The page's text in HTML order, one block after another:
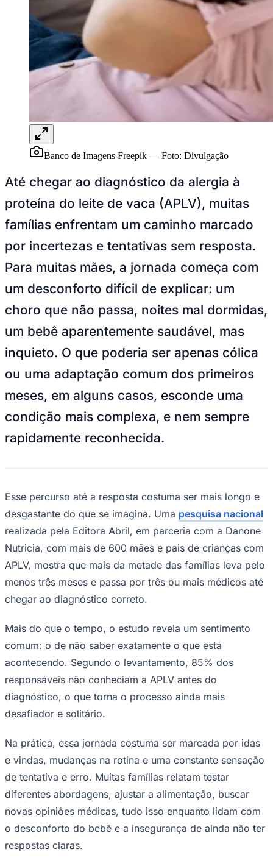
Cidades da Região
Santana de ParnaíbaOsasco Itapevi
Pirapora
do Bom Jesus
Araçariguama
Franco da
RochaFrancisco Morato Embu das Artes
Para Sua Empresa
Anuncie Regional
Guia de Empresas
Novo
Hub de Negócios
Guia Comercial
Selo Verificado
Portal Educacional
Vagas de Emprego
Concursos
Panorama Econômico
Panorama Econômico
Para Sua Empresa
Anuncie no Portal
Verificar Empresa
Novo
Anunciar VagasNovo
Publicidade Legal
NBA
NFL
Fórmula 1
UFC
Tênis (ATP)
MLB
NHL
Atletismo
Vôlei
NBB
Competições de Futebol
Copa do Brasil
Libertadores
Sul-Americana
Copa América
Premier League
La Liga
Mundial 2026
Times - Ir direto
Banco de Imagens Freepik — Foto: Divulgação
Até chegar ao diagnóstico da alergia à
proteína do leite de vaca (APLV), muitas
famílias enfrentam um caminho marcado
por incertezas e tentativas sem resposta.
Para muitas mães, a jornada começa com
um desconforto difícil de explicar: um
choro que não passa, noites mal dormidas,
um bebê aparentemente saudável, mas
inquieto. O que poderia ser apenas cólica
ou uma adaptação comum dos primeiros
meses, em alguns casos, esconde uma
condição mais complexa, e nem sempre
rapidamente reconhecida.
Esse percurso até a resposta costuma ser mais longo e
desgastante do que se imagina. Uma pesquisa nacional
realizada pela Editora Abril, em parceria com a Danone
Nutricia, com mais de 600 mães e pais de crianças com
APLV, mostra que mais da metade das famílias leva pelo
menos três meses e passa por três ou mais médicos até
chegar ao diagnóstico correto.
Mais do que o tempo, o estudo revela um sentimento
comum: o de não saber exatamente o que está
acontecendo. Segundo o levantamento, 85% dos
responsáveis não conheciam a APLV antes do
diagnóstico, o que torna o processo ainda mais
desafiador e solitário.
Na prática, essa jornada costuma ser marcada por idas
e vindas, mudanças na rotina e uma constante sensação
de tentativa e erro. Muitas famílias relatam testar
diferentes abordagens, ajustar a alimentação, buscar
novas opiniões médicas, tudo isso enquanto lidam com
o desconforto do bebê e a insegurança de ainda não ter
respostas claras.